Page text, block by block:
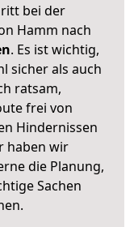
bei der
Hamm nach
. Es ist wichtig,
sicher als auch
ratsam,
frei von
Hindernissen
haben wir
die Planung,
Sachen